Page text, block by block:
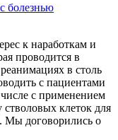
болезнью
к наработкам и
проводится в
в столь
с пациентами
с применением
стволовых клеток для
Мы договорились о